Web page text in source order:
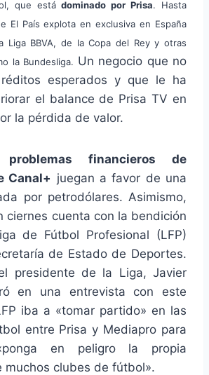
que estádominado por Prisa. Hasta
El País explota en exclusiva en España
Liga BBVA, de la Copa del Rey y otras
la Bundesliga. Un negocio que no
esperados y que le ha
el balance de Prisa TV en
la pérdida de valor.
problemas financieros de
Canal+ juegan a favor de una
por petrodólares. Asimismo,
ciernes cuenta con la bendición
de Fútbol Profesional (LFP)
de Estado de Deportes.
presidente de la Liga, Javier
en una entrevista con este
iba a «tomar partido» en las
entre Prisa y Mediapro para
en peligro la propia
muchos clubes de fútbol».